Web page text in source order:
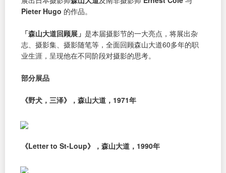
Pieter Hugo 的作品。
「森山大道回顾展」 是本届摄影节的一大亮点，将展出杂
志、摄影集、摄影随笔等，全面回顾森山大道60多年的职
业生涯，呈现他在不同阶段对摄影的思考。
部分展品
《野犬，三泽》，森山大道，1971年
《Letter to St-Loup》，森山大道，1990年